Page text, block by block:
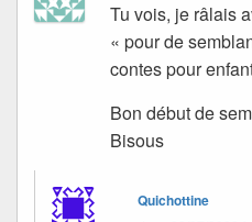
Tu vois, je râlais
« pour de
contes pour
Bon début de
Bisous
Quichottine